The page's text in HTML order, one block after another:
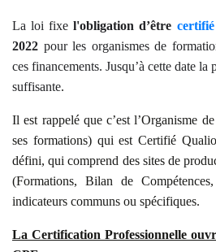
La loi fixel'obligation d’être
2022 pour les organismes de
ces financements. Jusqu’à cette date la
suffisante.
Il est rappelé que c’est l’Organisme
ses formations) qui est Certifié
défini, qui comprend des sites de
(Formations, Bilan de
indicateurs communs ou spécifiques.
La Certification Professionnelle